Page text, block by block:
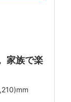
家族で楽